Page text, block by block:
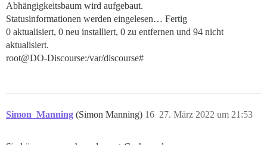
Abhängigkeitsbaum wird aufgebaut.
Statusinformationen werden eingelesen… Fertig
0 aktualisiert, 0 neu installiert, 0 zu entfernen und 94 nicht
aktualisiert.
root@DO-Discourse:/var/discourse#
Simon_Manning (Simon Manning) 27. März 2022 um 21:53
16